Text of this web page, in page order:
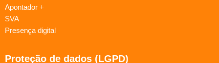
Apontador +
SVA
Presença digital
Proteção de dados (LGPD)